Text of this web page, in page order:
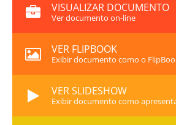
VISUALIZAR DOCUMENTO
Ver documento on-line
VER FLIPBOOK
Exibir documento como o
VER SLIDESHOW
Exibir documento como